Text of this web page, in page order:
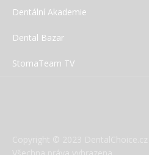
Dentální Akademie
Dental Bazar
StomaTeam TV